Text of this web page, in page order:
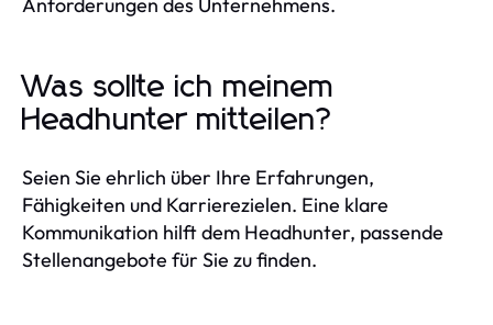
Was sollte ich meinem
Headhunter mitteilen?
Seien Sie ehrlich über Ihre Erfahrungen,
Fähigkeiten und Karrierezielen. Eine klare
Kommunikation hilft dem Headhunter, passende
Stellenangebote für Sie zu finden.